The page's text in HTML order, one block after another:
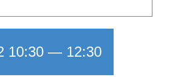
10:30 — 12:30